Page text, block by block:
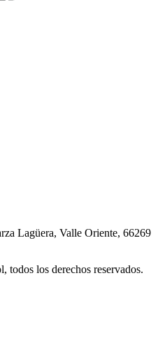
Lagüera, Valle Oriente, 66269
los derechos reservados.